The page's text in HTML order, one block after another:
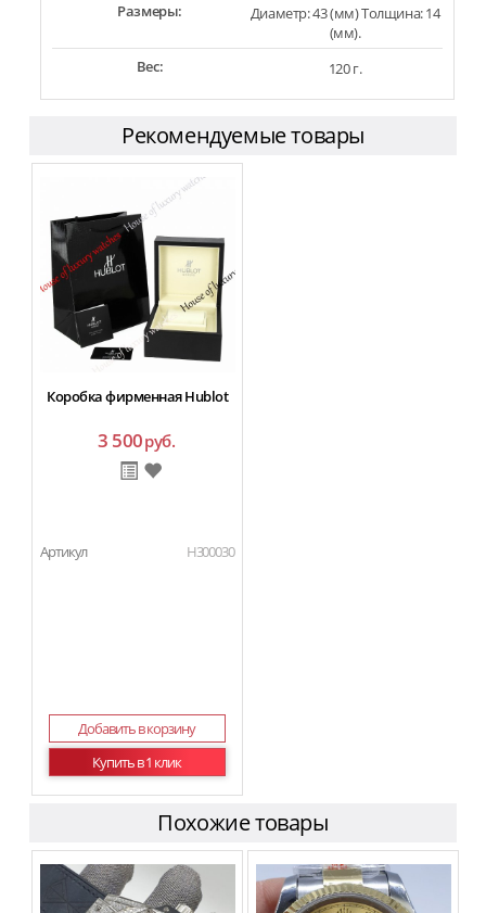
Размеры:
Диаметр: 43 (мм) Толщина: 14
(мм).
Вес:
120 г.
Рекомендуемые товары
Коробка фирменная Hublot
3 500руб.
Артикул H300030
Добавить в корзину
Купить в 1 клик
Похожие товары